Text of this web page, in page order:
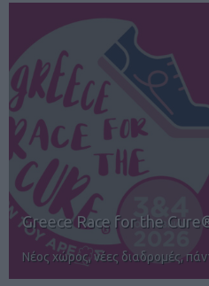
12ος TUI Rhodes
Αγώνες για όλους στην Ρόδο